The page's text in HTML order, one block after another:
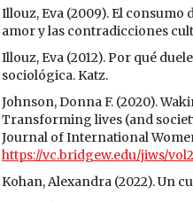
Illouz, Eva (2009). El consumo
amor y las contradicciones
Illouz, Eva (2012). Por qué
sociológica. Katz.
Johnson, Donna F. (2020).
Transforming lives (and
Journal of International
https://vc.bridgew.edu/jiws/
Kohan, Alexandra (2022). Un